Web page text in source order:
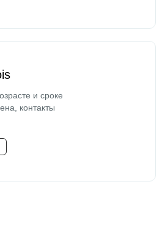
и сроке
контакты